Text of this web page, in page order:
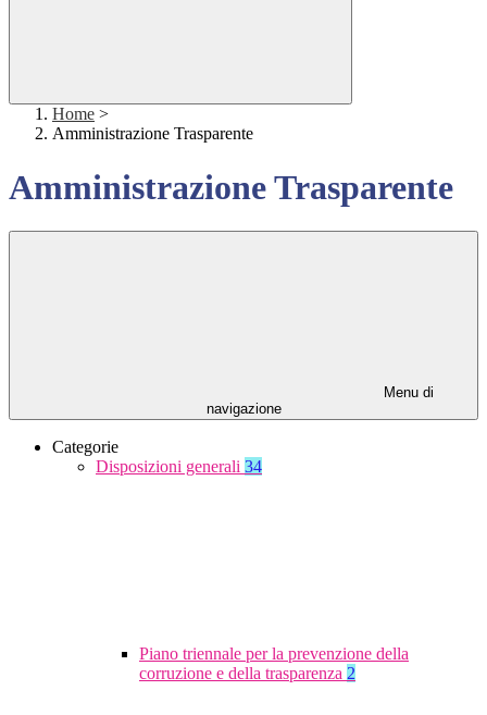
Home >
Amministrazione Trasparente
Amministrazione Trasparente
Menu di
navigazione
Categorie
Disposizioni generali 34
Piano triennale per la prevenzione della
corruzione e della trasparenza 2